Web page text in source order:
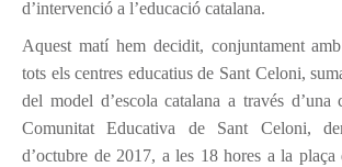
d’intervenció a l’educació catalana.
Aquest matí hem decidit, conjuntament
tots els centres educatius de Sant Celoni,
del model d’escola catalana a través d’una
Comunitat Educativa de Sant Celoni,
d’octubre de 2017, a les 18 hores a la